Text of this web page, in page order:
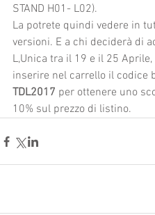
STAND H01- L02).
La potrete quindi vedere in
versioni. E a chi deciderà di
L,Unica tra il 19 e il 25 Aprile,
inserire nel carrello il codice
TDL2017 per ottenere uno
10% sul prezzo di listino.